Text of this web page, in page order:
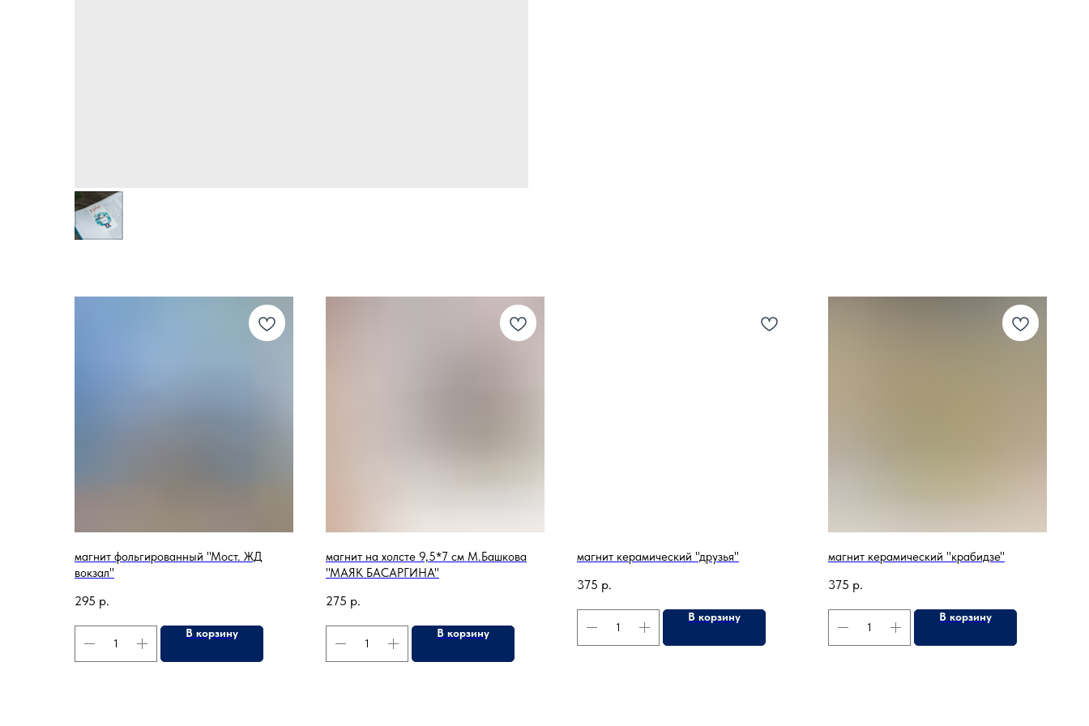
магнит фольгированный "Мост. ЖД
вокзал"
295 р.
В корзину
магнит на холсте 9,5*7 см М.Башкова
"МАЯК БАСАРГИНА"
275 р.
В корзину
магнит керамический "друзья"
375 р.
В корзину
магнит керамический "крабидзе"
375 р.
В корзину